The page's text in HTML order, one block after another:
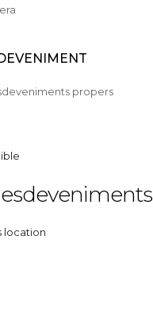
propers
location